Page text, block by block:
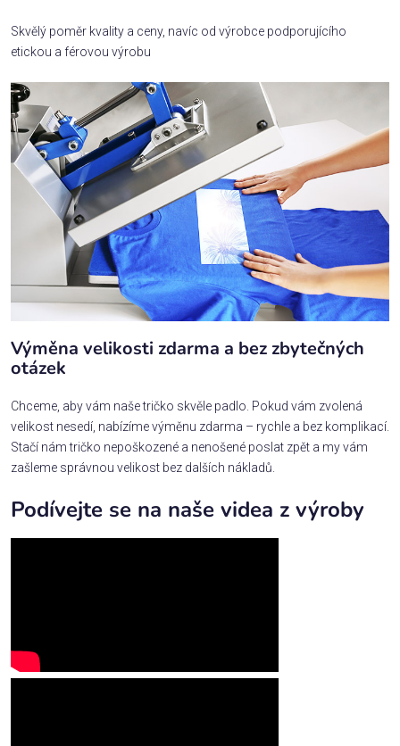
Skvělý poměr kvality a ceny, navíc od výrobce podporujícího
etickou a férovou výrobu
Výměna velikosti zdarma a bez zbytečných
otázek
Chceme, aby vám naše tričko skvěle padlo. Pokud vám zvolená
velikost nesedí, nabízíme výměnu zdarma – rychle a bez komplikací.
Stačí nám tričko nepoškozené a nenošené poslat zpět a my vám
zašleme správnou velikost bez dalších nákladů.
Podívejte se na naše videa z výroby